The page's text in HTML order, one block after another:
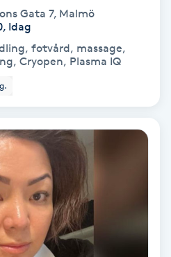
Gata 7, Malmö
Idag
fotvård, massage,
Cryopen, Plasma IQ